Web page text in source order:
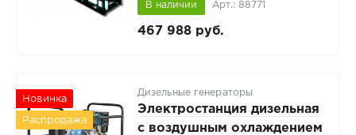
открытого исполнения
467 988 руб.
В наличии Арт.: 88771
Новинка
Распродажа
Дизельные генераторы
Электростанция дизельная
с воздушным охлаждением